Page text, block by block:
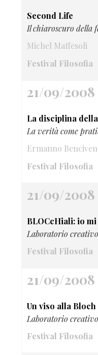
Second Life
Il chiaroscuro della
Michel Maffesoli
Festival Filosofia
21/09/2008
La disciplina
La verità come
Ermanno
Festival Filosofia
21/09/2008
BLOCcHiali: io
Laboratorio
Festival Filosofia
21/09/2008
Un viso alla Bloch
Laboratorio creativo
Festival Filosofia